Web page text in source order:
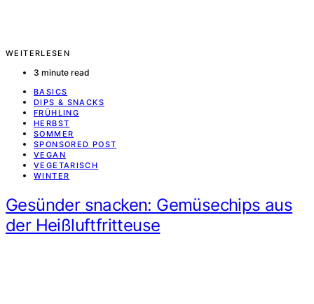
WEITERLESEN
3 minute read
BASICS
DIPS & SNACKS
FRÜHLING
HERBST
SOMMER
SPONSORED POST
VEGAN
VEGETARISCH
WINTER
Gesünder snacken: Gemüsechips aus
der Heißluftfritteuse